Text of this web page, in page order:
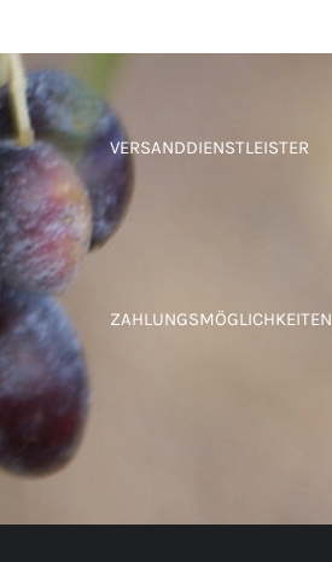
VERSANDDIENSTLEISTER
ZAHLUNGSMÖGLICHKEITEN